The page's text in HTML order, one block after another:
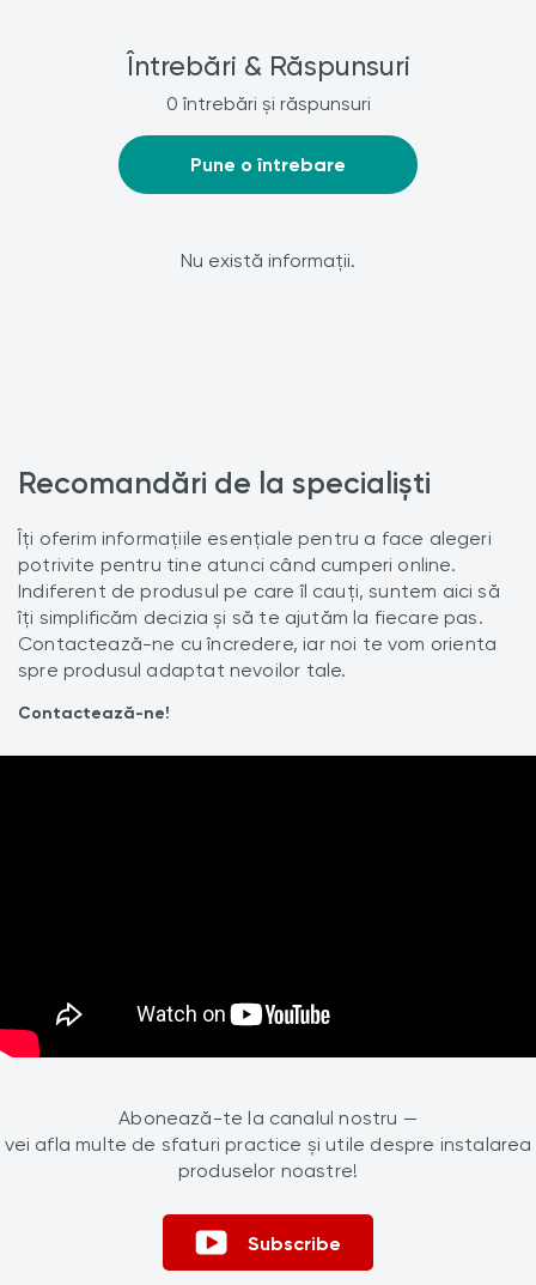
Întrebări & Răspunsuri
0 întrebări și răspunsuri
Pune o întrebare
Nu există informații.
Recomandări de la specialiști
Îți oferim informațiile esențiale pentru a face alegeri
potrivite pentru tine atunci când cumperi online.
Indiferent de produsul pe care îl cauți, suntem aici să
îți simplificăm decizia și să te ajutăm la fiecare pas.
Contactează-ne cu încredere, iar noi te vom orienta
spre produsul adaptat nevoilor tale.
Contactează-ne!
Abonează-te la canalul nostru —
vei afla multe de sfaturi practice și utile despre instalarea
produselor noastre!
Subscribe